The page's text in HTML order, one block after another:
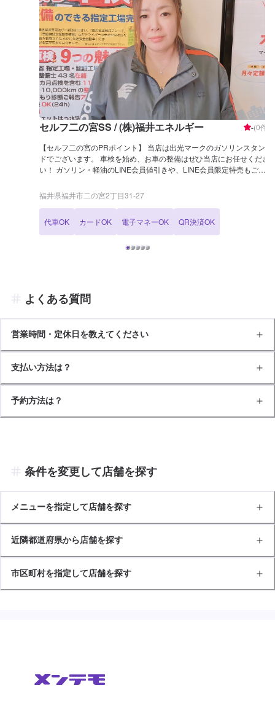
セルフ二の宮SS / (株)福井エネルギー -(0件)
【セルフ二の宮のPRポイント】 当店は出光マークのガソリンスタン
ドでございます。 車検を始め、お車の整備はぜひ当店にお任せくださ
い！ ガソリン・軽油のLINE会員値引きや、LINE会員限定特売もござ
間：7：00〜23：00 【サービスルームについて】 ✅トイレ ✅自販機
✅椅子 のご用意がございます。 【アクセス】 当店は「サーティワン
また、幾久地蔵堂線と県道30号線が交わる、二の宮一丁目交差点の角
でもあります。
福井県福井市二の宮2丁目31-27
代車OK カードOK 電子マネーOK QR決済OK
よくある質問
営業時間・定休日を教えてください
支払い方法は？
予約方法は？
条件を変更して店舗を探す
メニューを指定して店舗を探す
近隣都道府県から店舗を探す
市区町村を指定して店舗を探す